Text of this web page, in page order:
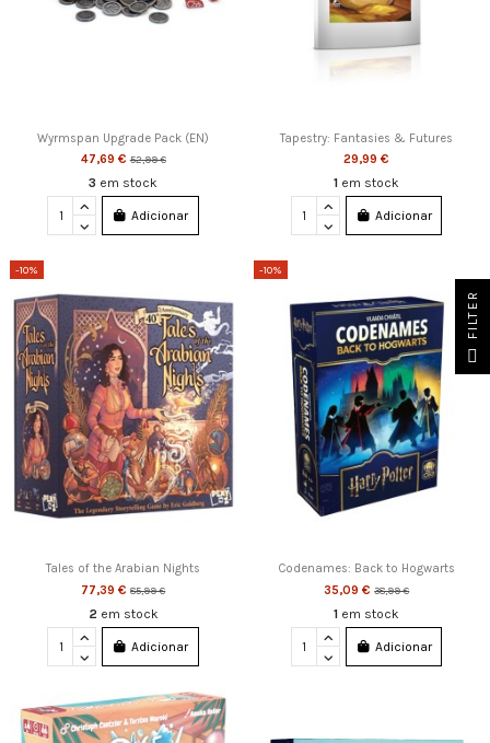
Wyrmspan Upgrade Pack (EN)
47,69 €52,99 €
3 em stock
Adicionar
Tapestry: Fantasies & Futures
29,99 €
1 em stock
Adicionar
-10%
Tales of the Arabian Nights
77,39 €85,99 €
2 em stock
Adicionar
-10%
Codenames: Back to Hogwarts
35,09 €38,99 €
1 em stock
Adicionar
FILTER